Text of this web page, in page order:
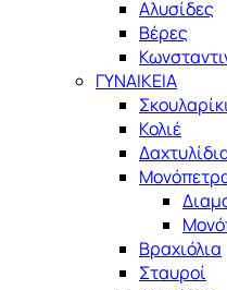
Αλυσίδες
Βέρες
ΓΥΝΑΙΚΕΙΑ
Κολιέ
Βραχιόλια
Σταυροί